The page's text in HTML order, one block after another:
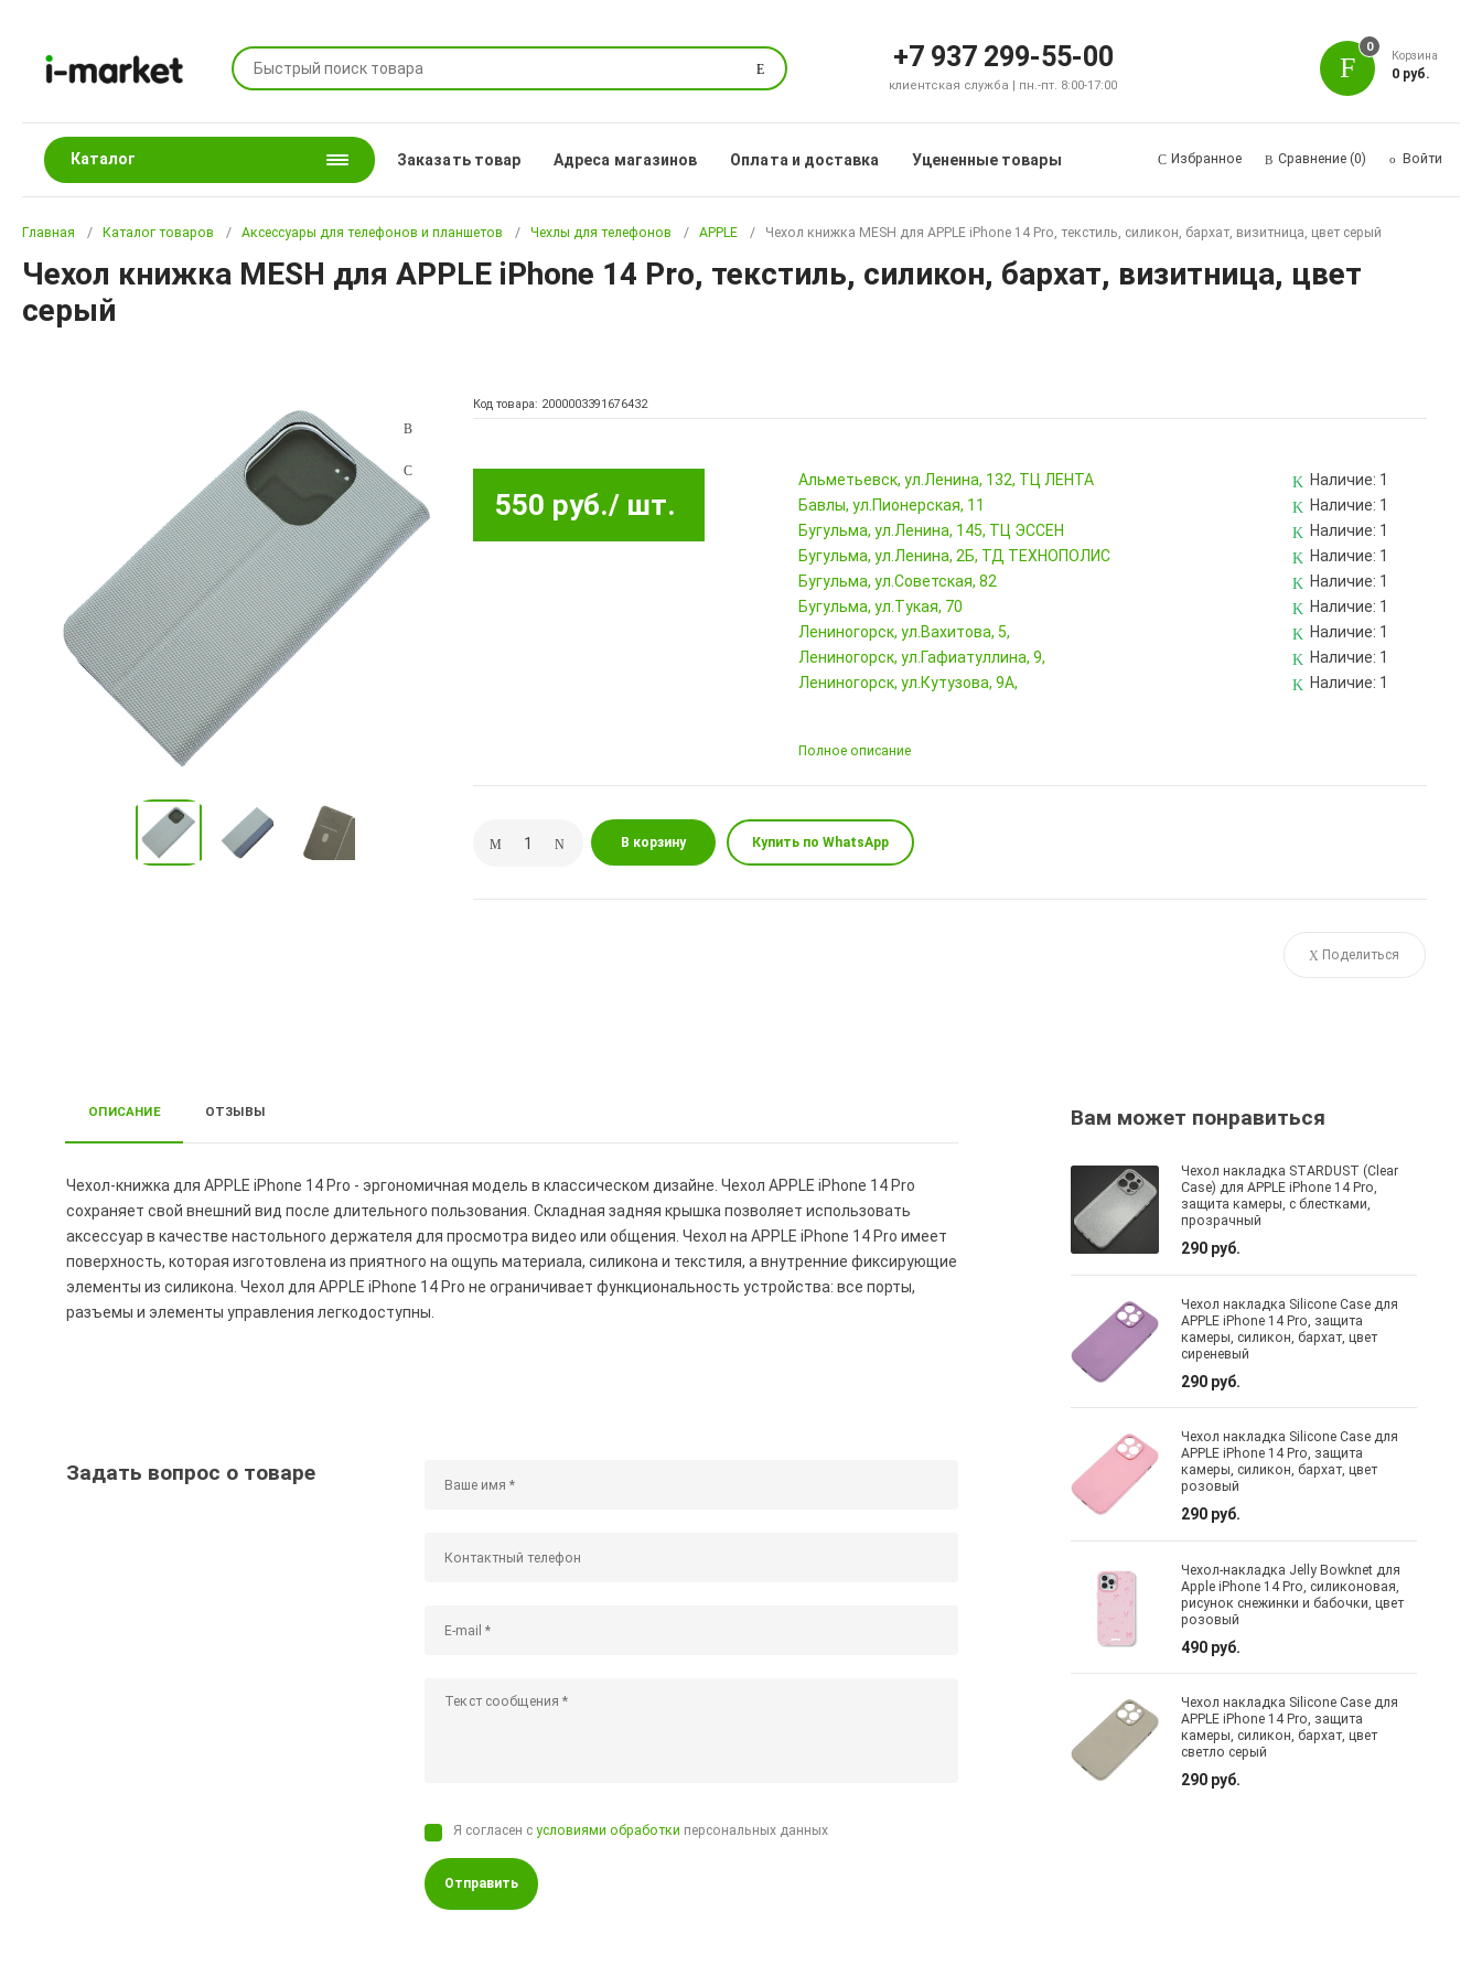
Поиск +7 937 299-55-00
клиентская служба | пн.-пт. 8:00-17:00
0
Корзина
0 руб.
Каталог Заказать товар Адреса магазинов Оплата и доставка Уцененные товары Избранное Сравнение (0) Войти
Главная Каталог товаров Аксессуары для телефонов и планшетов Чехлы для телефонов APPLE Чехол книжка MESH для APPLE iPhone 14 Pro, текстиль, силикон, бархат, визитница, цвет серый
Чехол книжка MESH для APPLE iPhone 14 Pro, текстиль, силикон, бархат, визитница, цвет
серый
Код товара: 2000003391676432
550 руб./ шт.
Альметьевск, ул.Ленина, 132, ТЦ ЛЕНТА Наличие: 1
Бавлы, ул.Пионерская, 11
Наличие: 1
Бугульма, ул.Ленина, 145, ТЦ ЭССЕН
Наличие: 1
Бугульма, ул.Ленина, 2Б, ТД ТЕХНОПОЛИС
Наличие: 1
Бугульма, ул.Советская, 82
Наличие: 1
Бугульма, ул.Тукая, 70
Наличие: 1
Лениногорск, ул.Вахитова, 5,
Наличие: 1
Лениногорск, ул.Гафиатуллина, 9,
Наличие: 1
Лениногорск, ул.Кутузова, 9А,
Наличие: 1
Полное описание
В корзину Купить по WhatsApp
Поделиться
ОПИСАНИЕ ОТЗЫВЫ
Чехол-книжка для APPLE iPhone 14 Pro - эргономичная модель в классическом дизайне. Чехол APPLE iPhone 14 Pro
сохраняет свой внешний вид после длительного пользования. Складная задняя крышка позволяет использовать
аксессуар в качестве настольного держателя для просмотра видео или общения. Чехол на APPLE iPhone 14 Pro имеет
поверхность, которая изготовлена из приятного на ощупь материала, силикона и текстиля, а внутренние фиксирующие
элементы из силикона. Чехол для APPLE iPhone 14 Pro не ограничивает функциональность устройства: все порты,
разъемы и элементы управления легкодоступны.
Задать вопрос о товаре
Я согласен сусловиями обработки персональных данных
Отправить
Вам может понравиться
Чехол накладка STARDUST (Clear
Case) для APPLE iPhone 14 Pro,
защита камеры, с блестками,
прозрачный
290 руб.
Чехол накладка Silicone Case для
APPLE iPhone 14 Pro, защита
камеры, силикон, бархат, цвет
сиреневый
290 руб.
Чехол накладка Silicone Case для
APPLE iPhone 14 Pro, защита
камеры, силикон, бархат, цвет
розовый
290 руб.
Чехол-накладка Jelly Bowknet для
Apple iPhone 14 Pro, силиконовая,
рисунок снежинки и бабочки, цвет
розовый
490 руб.
Чехол накладка Silicone Case для
APPLE iPhone 14 Pro, защита
камеры, силикон, бархат, цвет
светло серый
290 руб.